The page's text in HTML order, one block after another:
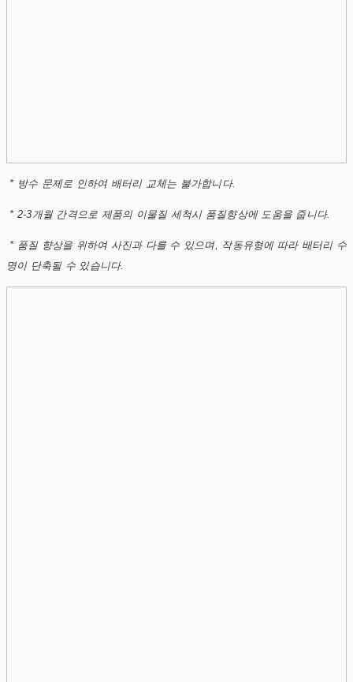
* 방수 문제로 인하여 배터리 교체는 불가합니다.
* 2-3개월 간격으로 제품의 이물질 세척시 품질향상에 도움을 줍니다.
* 품질 향상을 위하여 사진과 다를 수 있으며, 작동유형에 따라 배터리 수
명이 단축될 수 있습니다.